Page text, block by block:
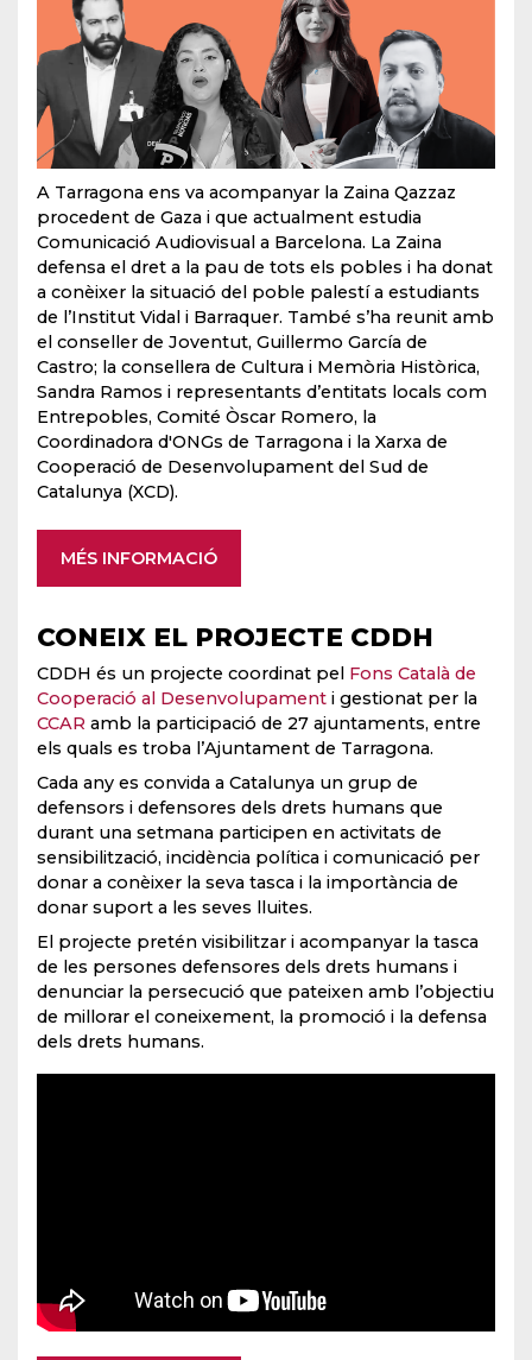
A Tarragona ens va acompanyar la Zaina Qazzaz
procedent de Gaza i que actualment estudia
Comunicació Audiovisual a Barcelona. La Zaina
defensa el dret a la pau de tots els pobles i ha donat
a conèixer la situació del poble palestí a estudiants
de l’Institut Vidal i Barraquer. També s’ha reunit amb
el conseller de Joventut, Guillermo García de
Castro; la consellera de Cultura i Memòria Històrica,
Sandra Ramos i representants d’entitats locals com
Entrepobles, Comité Òscar Romero, la
Coordinadora d'ONGs de Tarragona i la Xarxa de
Cooperació de Desenvolupament del Sud de
Catalunya (XCD).
MÉS INFORMACIÓ
CONEIX EL PROJECTE CDDH
CDDH és un projecte coordinat pel Fons Català de
Cooperació al Desenvolupament i gestionat per la
CCAR amb la participació de 27 ajuntaments, entre
els quals es troba l’Ajuntament de Tarragona.
Cada any es convida a Catalunya un grup de
defensors i defensores dels drets humans que
durant una setmana participen en activitats de
sensibilització, incidència política i comunicació per
donar a conèixer la seva tasca i la importància de
donar suport a les seves lluites.
El projecte pretén visibilitzar i acompanyar la tasca
de les persones defensores dels drets humans i
denunciar la persecució que pateixen amb l’objectiu
de millorar el coneixement, la promoció i la defensa
dels drets humans.